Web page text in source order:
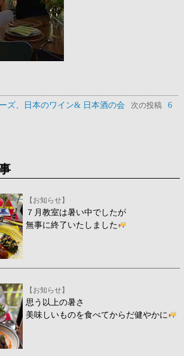
ズ、日本のワイン& 日本酒の会 次の投稿
6
【お知らせ】
７月教室は暑い中でしたが
無事に終了いたしました
【お知らせ】
思う以上の暑さ
美味しいものを食べてからだ健やかに